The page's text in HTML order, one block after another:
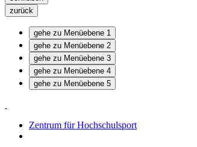
zurück
gehe zu Menüebene 1
gehe zu Menüebene 2
gehe zu Menüebene 3
gehe zu Menüebene 4
gehe zu Menüebene 5
Zentrum für Hochschulsport